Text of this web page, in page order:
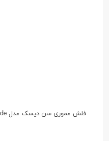
فلش مموری سن دیسک مدل Cruzer Glide ظرفیت 128 گیگابایت